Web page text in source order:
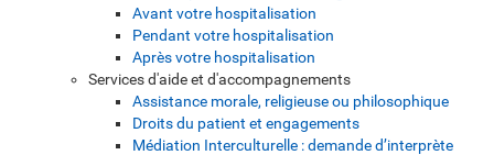
Avant votre hospitalisation
Pendant votre hospitalisation
Après votre hospitalisation
Services d'aide et d'accompagnements
Assistance morale, religieuse ou philosophique
Droits du patient et engagements
Médiation Interculturelle : demande d’interprète